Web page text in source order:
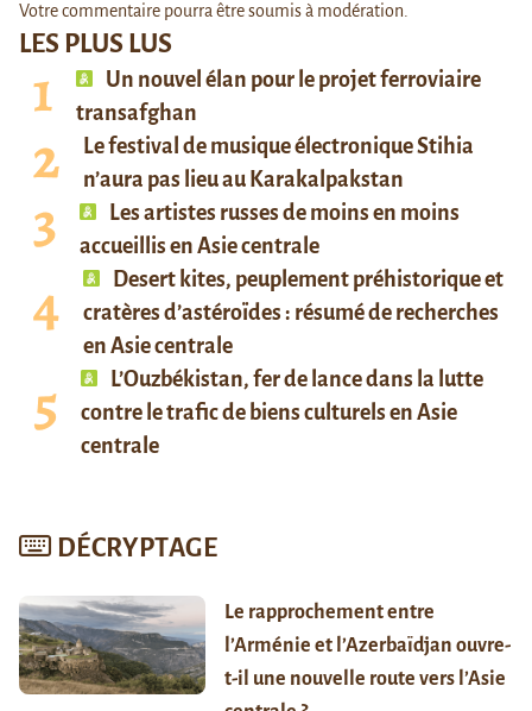
LES PLUS LUS
Un nouvel élan pour le projet ferroviaire
transafghan
Le festival de musique électronique Stihia
n’aura pas lieu au Karakalpakstan
Les artistes russes de moins en moins
accueillis en Asie centrale
Desert kites, peuplement préhistorique et
cratères d’astéroïdes : résumé de recherches
en Asie centrale
L’Ouzbékistan, fer de lance dans la lutte
contre le trafic de biens culturels en Asie
centrale
DÉCRYPTAGE
Le rapprochement entre
l’Arménie et l’Azerbaïdjan ouvre-
t-il une nouvelle route vers l’Asie
Votre commentaire pourra être soumis à modération.